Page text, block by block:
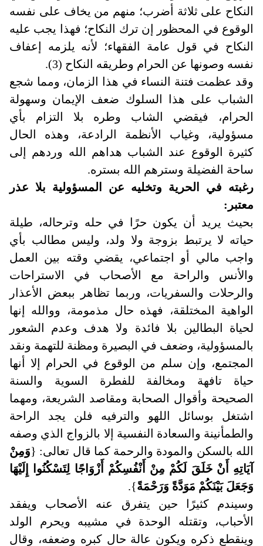
النكاح على ثلاثة أضرب؛ منهم من يخاف على نفسه
الوقوع في المحظور إن ترك النكاح؛ فهذا يجب عليه
النكاح في قول عامة الفقهاء؛ لأنه يلزمه إعفاف
نفسه وصونها عن الحرام وطريقه النكاح (3).
وقد عظمت فتنة النساء في هذا الزمان، ومما شجع
الشباب على هذا السلوك ضعف الإيمان وسهولة
الحرام، فيقضي الشاب وطره بلا التزام بأي
مسؤولية، وغياب الأنظمة الرادعة، وهذه الحال
كثيرة الوقوع عند الشباب هداهم الله وردهم إلى
ساحة الفضيلة وسترهم الله بستره.
رغبته في الحرية وتخليه عن المسؤولية بلا عذر
معتبر:
بحيث يريد أن يكون حرًا في حله وترحاله، طيلة
حياته لا يرتبط بزوجة ولا ولد، وليس مطالب بأي
واجب مالي أو اجتماعي، يقضي وقته بين العمل
والأنس والراحة مع الأصحاب في الاستراحات
والرحلات والسفريات، وربما تظاهر ببعض الأعذار
الواهية المختلقة، فهذه حال مذمومة، ووالله إنها
لحياة البطالين بلا فائدة ولا هدف وعدم الشعور
بالمسؤولية، وضعف في البصيرة ومظنة للتهمة ونقد
المجتمع، وإن سلم من الوقوع في الحرام إلا أنها
حياة تافهة ومخالفة للفطرة السوية والسنة
الصحيحة وأقوال الصحابة ومقاصد الشريعة، ومهما
اشتغل بوسائل اللهو والترفيه فلن يجد الراحة
والطمأنينة والسعادة النفسية إلا بالزواج الذي وصفه
الله بالسكن والمودة والرحمة كما قال تعالى: {وَمِنْ
آيَاتِهِ أَنْ خَلَقَ لَكُمْ مِنْ أَنْفُسِكُمْ أَزْوَاجًا لِتَسْكُنُوا إِلَيْهَا
وَجَعَلَ بَيْنَكُمْ مَوَدَّةً وَرَحْمَةً}.
وسيندم كثيرًا حين يتفرق عنه الأصحاب ويفقد
الأحباب، وتقتله الوحدة في مشيبه ويحرم الولد
وينقطع ذكره ويكون عالة حال كبره وضعفه، وقال